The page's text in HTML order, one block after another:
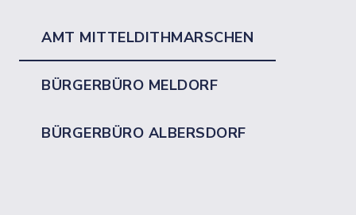
AMT MITTELDITHMARSCHEN
BÜRGERBÜRO MELDORF
BÜRGERBÜRO ALBERSDORF